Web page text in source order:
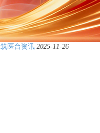
筑医台资讯 2025-11-26